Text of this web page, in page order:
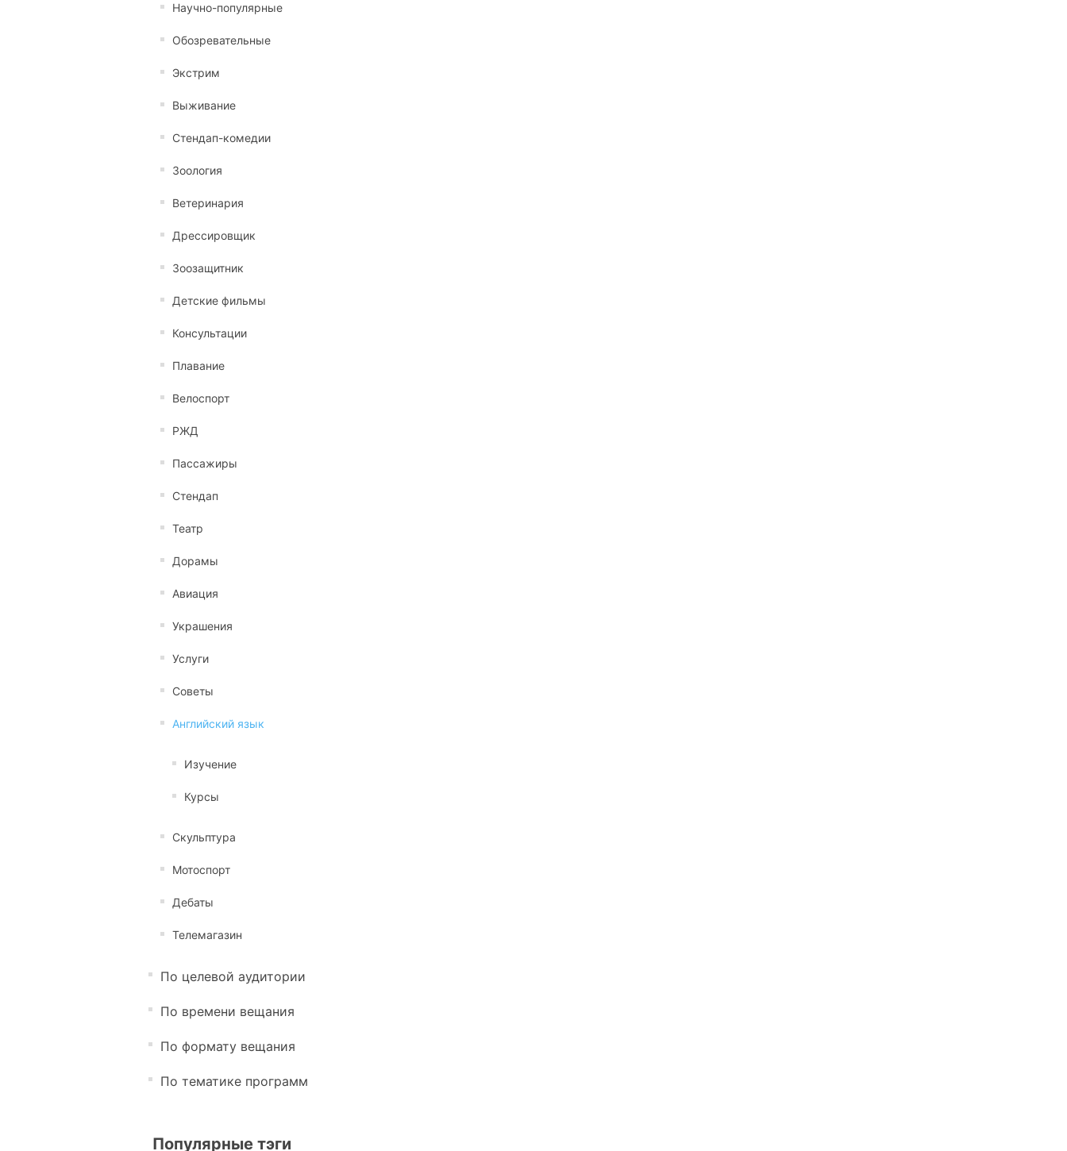
Научно-популярные
Обозревательные
Экстрим
Выживание
Стендап-комедии
Зоология
Ветеринария
Дрессировщик
Зоозащитник
Детские фильмы
Консультации
Плавание
Велоспорт
РЖД
Пассажиры
Стендап
Театр
Дорамы
Авиация
Украшения
Услуги
Советы
Английский язык
Изучение
Курсы
Скульптура
Мотоспорт
Дебаты
Телемагазин
По целевой аудитории
По времени вещания
По формату вещания
По тематике программ
Популярные тэги